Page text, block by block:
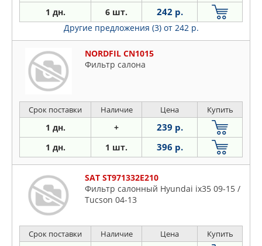
1 дн. 6 шт. 242 р.
Другие предложения (3) от 242 р.
NORDFIL CN1015
Фильтр салона
Срок поставки Наличие Цена Купить
1 дн. + 239 р.
1 дн. 1 шт. 396 р.
SAT ST971332E210
Фильтр салонный Hyundai ix35 09-15 /
Tucson 04-13
Срок поставки Наличие Цена Купить